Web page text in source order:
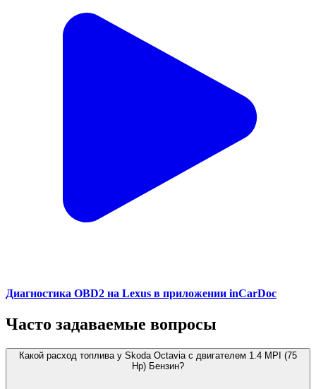
Диагностика OBD2 на Lexus в приложении inCarDoc
Часто задаваемые вопросы
Какой расход топлива у Skoda Octavia с двигателем 1.4 MPI (75
Hp) Бензин?